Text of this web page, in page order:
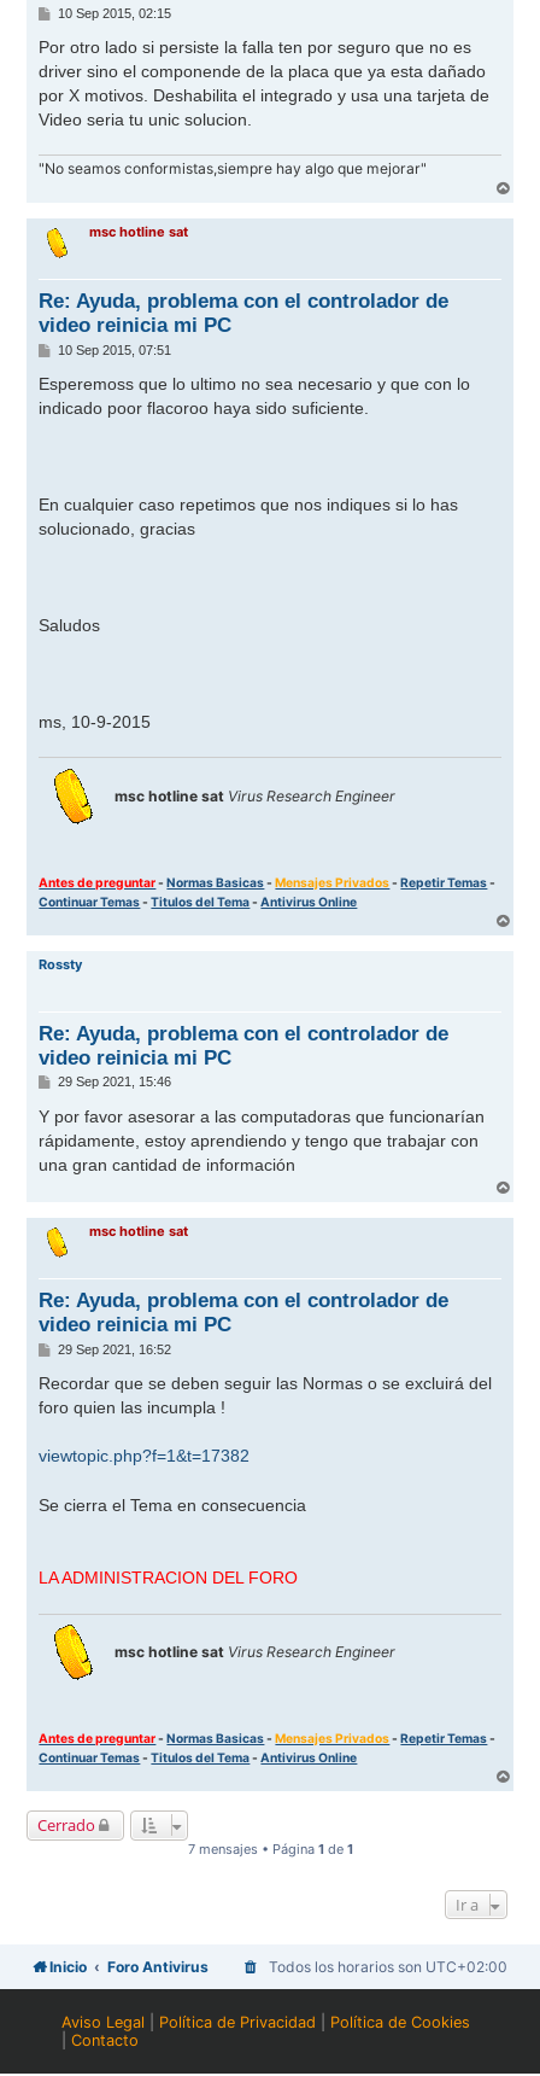
M
n
a
j
e
10 Sep 2015, 02:15
Por otro lado si persiste la falla ten por seguro que no es
driver sino el componende de la placa que ya esta dañado
por X motivos. Deshabilita el integrado y usa una tarjeta de
Video seria tu unic solucion.
"No seamos conformistas,siempre hay algo que mejorar"
r
msc hotline sat
Re: Ayuda, problema con el controlador de
video reinicia mi PC
M
n
s
a
10 Sep 2015, 07:51
Esperemoss que lo ultimo no sea necesario y que con lo
indicado poor flacoroo haya sido suficiente.
En cualquier caso repetimos que nos indiques si lo has
solucionado, gracias
Saludos
ms, 10-9-2015
msc hotline sat Virus Research Engineer
Antes de preguntar-Normas Basicas-Mensajes Privados-Repetir Temas-
Continuar Temas-Titulos del Tema-Antivirus Online
r
Rossty
Re: Ayuda, problema con el controlador de
video reinicia mi PC
M
n
s
a
j
e
29 Sep 2021, 15:46
Y por favor asesorar a las computadoras que funcionarían
rápidamente, estoy aprendiendo y tengo que trabajar con
una gran cantidad de información
r
msc hotline sat
Re: Ayuda, problema con el controlador de
video reinicia mi PC
M
n
a
29 Sep 2021, 16:52
Recordar que se deben seguir las Normas o se excluirá del
foro quien las incumpla !
viewtopic.php?f=1&t=17382
Se cierra el Tema en consecuencia
LA ADMINISTRACION DEL FORO
msc hotline sat Virus Research Engineer
Antes de preguntar-Normas Basicas-Mensajes Privados-Repetir Temas-
Continuar Temas-Titulos del Tema-Antivirus Online
r
Cerrado
7 mensajes • Página 1 de 1
Ir a
Inicio Foro Antivirus Todos los horarios son UTC+02:00
Aviso Legal Política de Privacidad
Política de Cookies
|Contacto